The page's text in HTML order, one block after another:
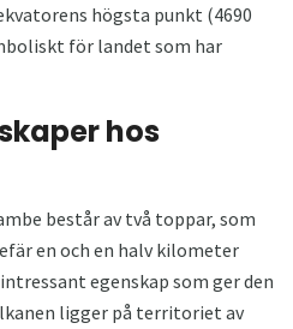
högsta punkt (4690
för landet som har
hos
består av två toppar, som
en och en halv kilometer
egenskap som ger den
ligger på territoriet av